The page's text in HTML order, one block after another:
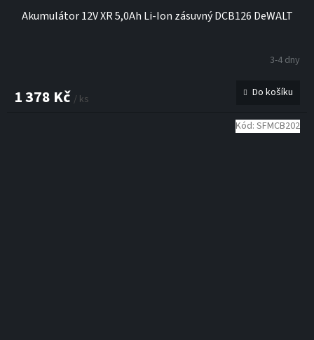
Akumulátor 12V XR 5,0Ah Li-Ion zásuvný DCB126 DeWALT
3-4 dny
1 378 Kč / ks Do košíku
Kód: SFMCB202